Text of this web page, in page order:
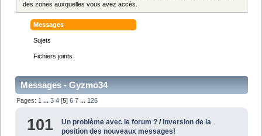
des zones auxquelles vous avez accès.
Messages
Sujets
Fichiers joints
Messages - Gyzmo34
Pages:1 ...3 4 [5]6 7 ...126
101 Un problème avec le forum ? /Inversion de la
position des nouveaux messages!